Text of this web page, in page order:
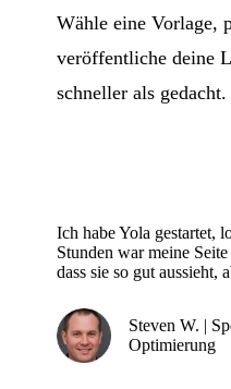
Wähle eine Vorlage,
veröffentliche deine
schneller als gedacht.
Ich habe Yola gestartet,
Stunden war meine
dass sie so gut aussieht,
Steven W. |
Optimierung